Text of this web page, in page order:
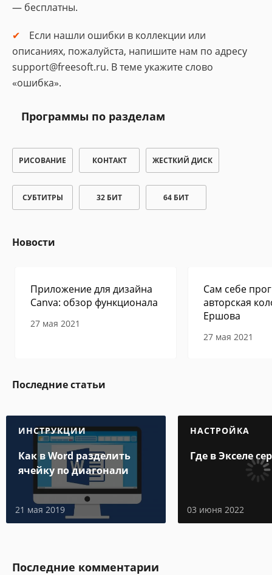
— бесплатны.
Если нашли ошибки в коллекции или
описаниях, пожалуйста, напишите нам по адресу
support@freesoft.ru. В теме укажите слово
«ошибка».
Программы по разделам
РИСОВАНИЕ КОНТАКТ ЖЕСТКИЙ ДИСК
СУБТИТРЫ 32 БИТ 64 БИТ
Новости
Приложение для дизайна
Canva: обзор функционала
27 мая 2021
Сам себе
авторская
Ершова
27 мая 2021
Последние статьи
ИНСТРУКЦИИ
Как в Word разделить
ячейку по диагонали
21 мая 2019
НАСТРОЙКА
Где в Экселе
03 июня 2022
Последние комментарии